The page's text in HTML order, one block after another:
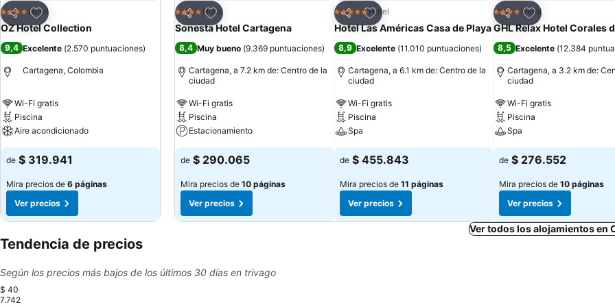
Compartir
Agregar a favoritos
4 EstrellasHotel
OZ Hotel Collection
9,4 Excelente (2.570 puntuaciones)
Cartagena, Colombia
Wi-Fi gratis
Piscina
Aire acondicionado
de $ 319.941
Mira precios de 6 páginas
Ver precios
Compartir
Agregar a favoritos
4 EstrellasHotel
Sonesta Hotel Cartagena
8,4 Muy bueno (9.369 puntuaciones)
Cartagena, a 7.2 km de: Centro de la
ciudad
Wi-Fi gratis
Piscina
Estacionamiento
de $ 290.065
Mira precios de 10 páginas
Ver precios
Compartir
Agregar a favoritos
5 EstrellasHotel
Hotel Las Américas Casa de Playa
8,9 Excelente (11.010 puntuaciones)
Cartagena, a 6.1 km de: Centro de la
ciudad
Wi-Fi gratis
Piscina
Spa
de $ 455.843
Mira precios de 11 páginas
Ver precios
Compartir
Agregar a
4 EstrellasHotel
GHL Relax Hotel Corales
8,5 Excelente (12.384
Cartagena, a 3.2 km de:
ciudad
Wi-Fi gratis
Piscina
Spa
de $ 276.552
Mira precios de 10 páginas
Ver precios
Ver todos los alojamientos en
Tendencia de precios
Según los precios más bajos de los últimos 30 días en trivago
$ 40
7.742